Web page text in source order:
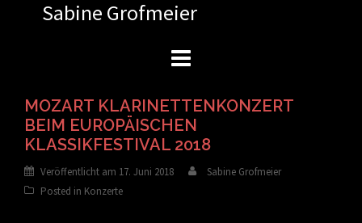
Sabine Grofmeier
MOZART KLARINETTENKONZERT
BEIM EUROPÄISCHEN
KLASSIKFESTIVAL 2018
Veröffentlicht am 17. Juni 2018
Sabine Grofmeier
Posted in Konzerte